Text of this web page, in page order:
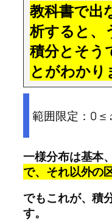
教科書で出
析すると、
積分とそう
とがわかり
範囲限定：0 ≤
一様分布は基本
で、それ以外の
でもこれが、積
す。